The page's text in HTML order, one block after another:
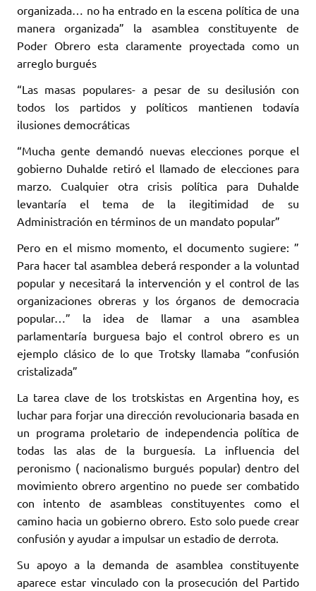
organizada… no ha entrado en la escena política de una
manera organizada” la asamblea constituyente de
Poder Obrero esta claramente proyectada como un
arreglo burgués
“Las masas populares- a pesar de su desilusión con
todos los partidos y políticos mantienen todavía
ilusiones democráticas
“Mucha gente demandó nuevas elecciones porque el
gobierno Duhalde retiró el llamado de elecciones para
marzo. Cualquier otra crisis política para Duhalde
levantaría el tema de la ilegitimidad de su
Administración en términos de un mandato popular”
Pero en el mismo momento, el documento sugiere: ”
Para hacer tal asamblea deberá responder a la voluntad
popular y necesitará la intervención y el control de las
organizaciones obreras y los órganos de democracia
popular…” la idea de llamar a una asamblea
parlamentaría burguesa bajo el control obrero es un
ejemplo clásico de lo que Trotsky llamaba “confusión
cristalizada”
La tarea clave de los trotskistas en Argentina hoy, es
luchar para forjar una dirección revolucionaria basada en
un programa proletario de independencia política de
todas las alas de la burguesía. La influencia del
peronismo ( nacionalismo burgués popular) dentro del
movimiento obrero argentino no puede ser combatido
con intento de asambleas constituyentes como el
camino hacia un gobierno obrero. Esto solo puede crear
confusión y ayudar a impulsar un estadio de derrota.
Su apoyo a la demanda de asamblea constituyente
aparece estar vinculado con la prosecución del Partido